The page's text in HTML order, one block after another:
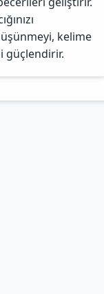
kelime
güçlendirir.